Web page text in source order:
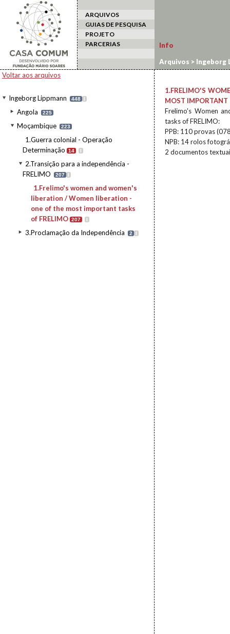
ARQUIVOS
GUIAS DE PESQUISA
PROJETO
PARCERIAS
Voltar aos arquivos
Ingeborg Lippmann 448 I
Angola 225
Moçambique 223
1.Guerra colonial - Operação
Determinação
14 I
2.Transição para a independência -
FRELIMO
207 I
1.Frelimo's women and women's
liberation / Women liberation -
one of the most important tasks
of FRELIMO 207 I
3.Proclamação da Independência 2 I
Info
Arquivos > Ingeborg
women and
1.FRELIMO'S
MOST IMPORTANT
Frelimo's Women
tasks of FRELIMO:
PPB: 110 provas
NPB: 14 rolos
2 documentos